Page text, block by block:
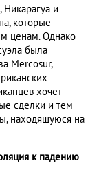
Никарагуа и
которые
ценам. Однако
была
Mercosur,
хочет
сделки и тем
находящуюся на
к падению